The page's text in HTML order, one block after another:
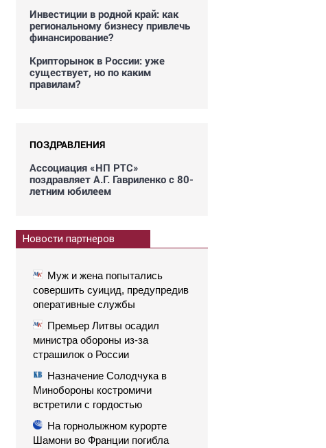
Инвестиции в родной край: как
региональному бизнесу привлечь
финансирование?
Крипторынок в России: уже
существует, но по каким
правилам?
ПОЗДРАВЛЕНИЯ
Ассоциация «НП РТС»
поздравляет А.Г. Гавриленко с 80-
летним юбилеем
Новости партнеров
Муж и жена попытались
совершить суицид, предупредив
оперативные службы
Премьер Литвы осадил
министра обороны из-за
страшилок о России
Назначение Солодчука в
Минобороны костромичи
встретили с гордостью
На горнолыжном курорте
Шамони во Франции погибла